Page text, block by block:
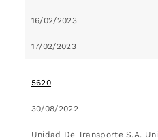
16/02/2023
17/02/2023
5620
30/08/2022
Unidad De Transporte S.A.